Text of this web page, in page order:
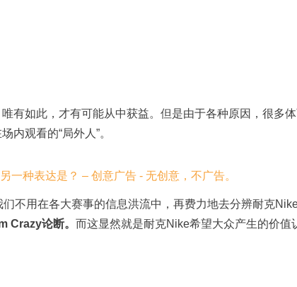
有如此，才有可能从中获益。但是由于各种原因，很多
内观看的“局外人”。
不用在各大赛事的信息洪流中，再费力地去分辨耐克
Crazy论断。 而这显然就是耐克Nike希望大众产生的价值